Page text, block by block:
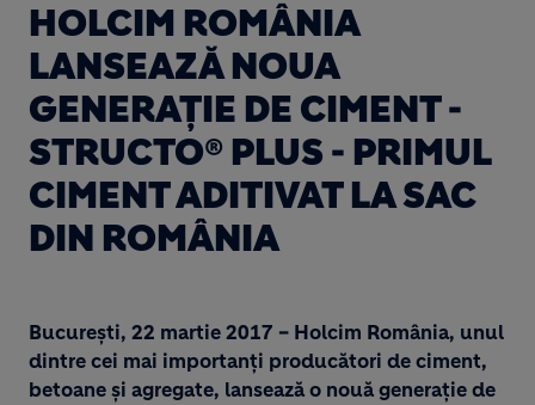
HOLCIM ROMÂNIA
LANSEAZĂ NOUA
GENERAȚIE DE CIMENT -
STRUCTO® PLUS - PRIMUL
CIMENT ADITIVAT LA SAC
DIN ROMÂNIA
București, 22 martie 2017 – Holcim România, unul
dintre cei mai importanţi producători de ciment,
betoane şi agregate, lansează o nouă generație de